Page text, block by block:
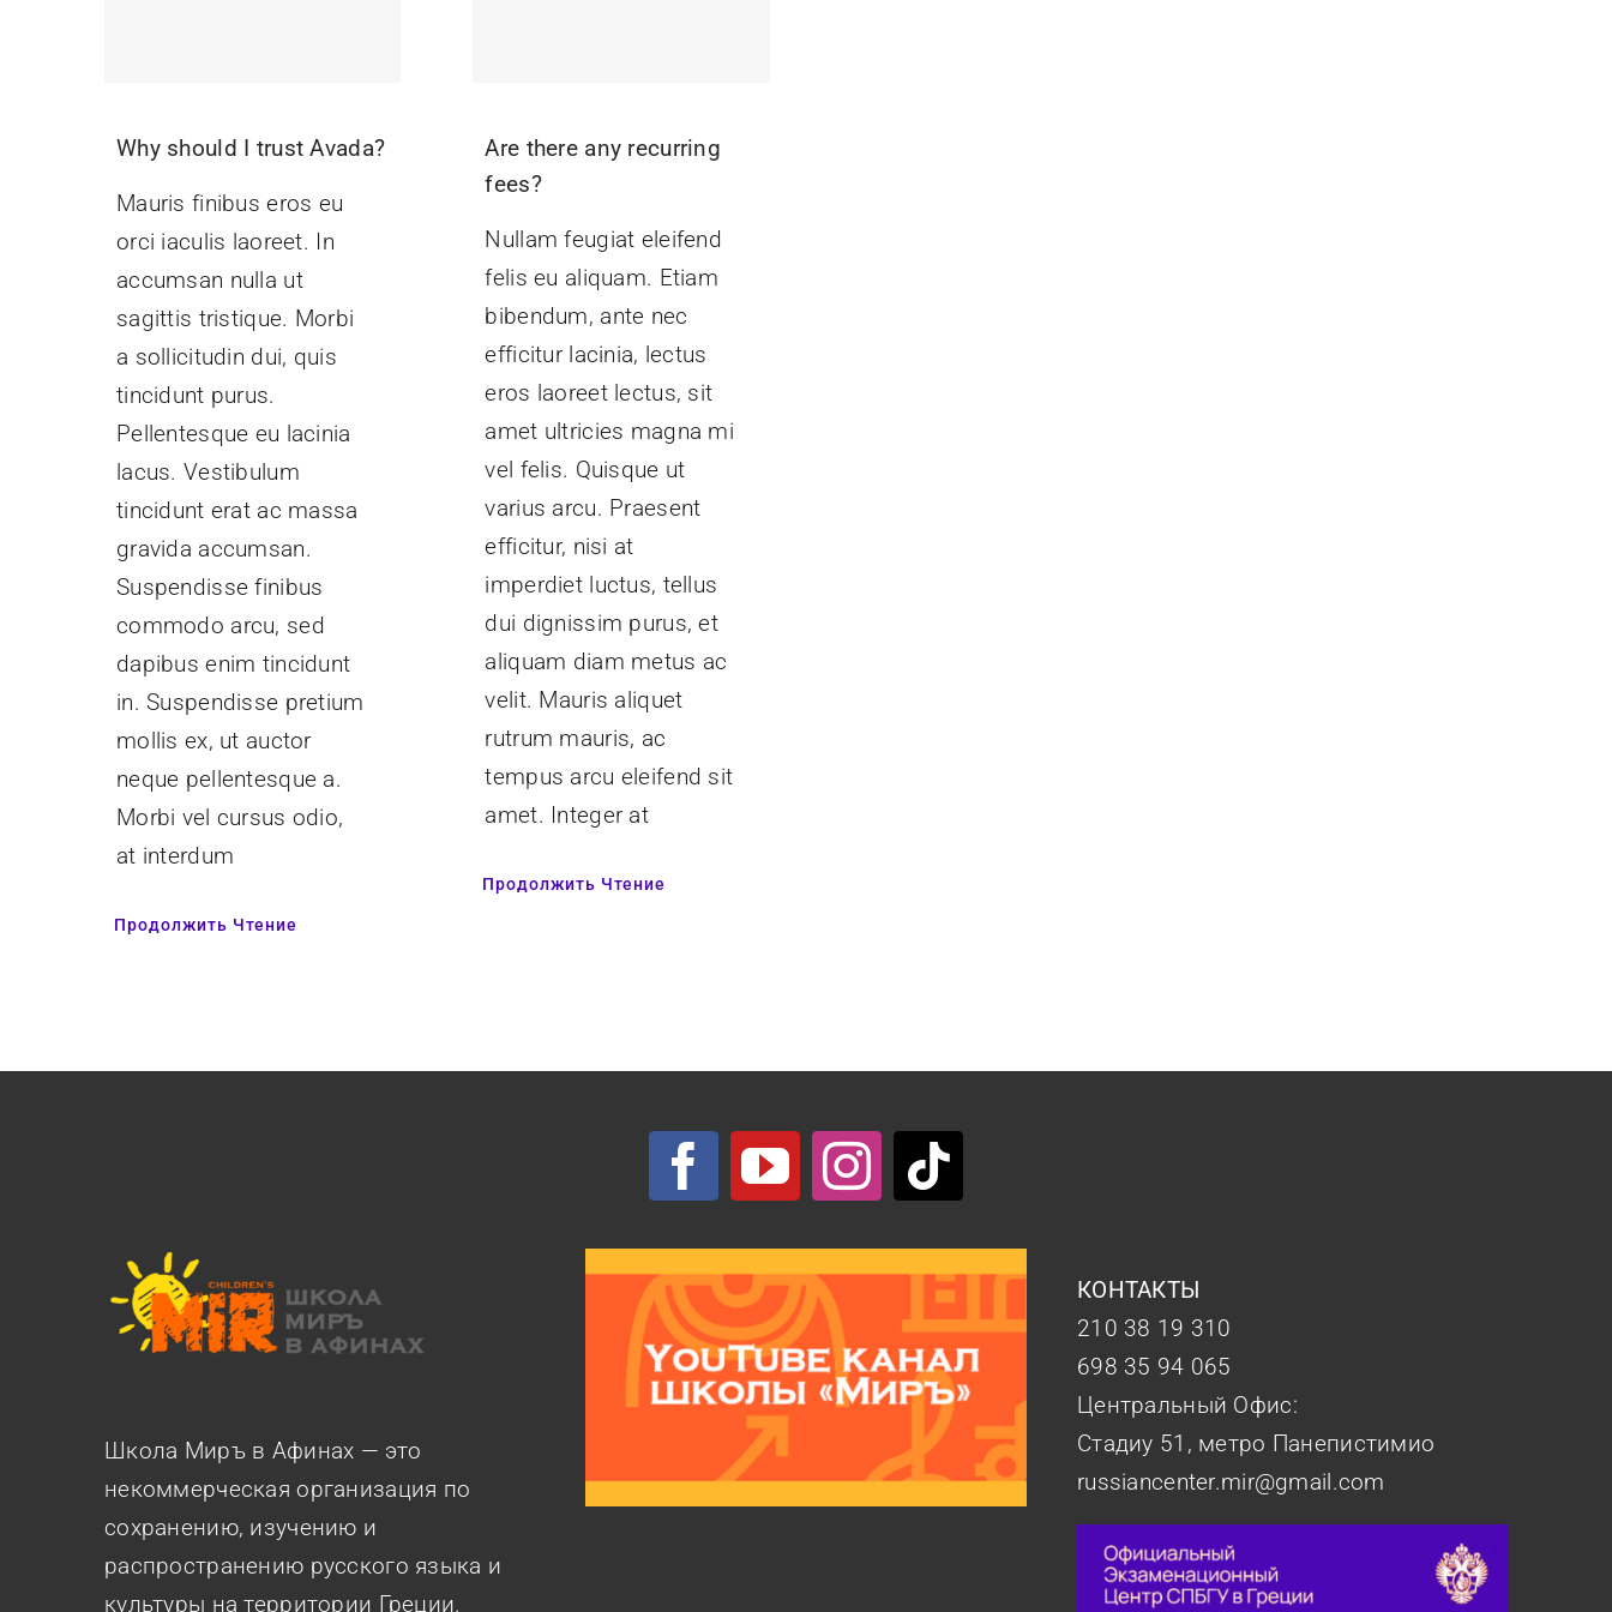
Why should I trust Avada?
Mauris finibus eros eu
orci iaculis laoreet. In
accumsan nulla ut
sagittis tristique. Morbi
a sollicitudin dui, quis
tincidunt purus.
Pellentesque eu lacinia
lacus. Vestibulum
tincidunt erat ac massa
gravida accumsan.
Suspendisse finibus
commodo arcu, sed
dapibus enim tincidunt
in. Suspendisse pretium
mollis ex, ut auctor
neque pellentesque a.
Morbi vel cursus odio,
at interdum
Продолжить Чтение
Are there any recurring
fees?
Nullam feugiat eleifend
felis eu aliquam. Etiam
bibendum, ante nec
efficitur lacinia, lectus
eros laoreet lectus, sit
amet ultricies magna mi
vel felis. Quisque ut
varius arcu. Praesent
efficitur, nisi at
imperdiet luctus, tellus
dui dignissim purus, et
aliquam diam metus ac
velit. Mauris aliquet
rutrum mauris, ac
tempus arcu eleifend sit
amet. Integer at
Продолжить Чтение
Школа Миръ в Афинах — это
некоммерческая организация по
сохранению, изучению и
распространению русского языка и
культуры на территории Греции.
КОНТАКТЫ
210 38 19 310
698 35 94 065
Центральный Офис:
Стадиу 51, метро Панепистимио
russiancenter.mir@gmail.com